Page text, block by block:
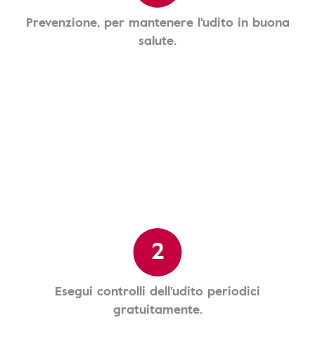
Prevenzione, per mantenere l'udito in buona
salute.
2
Esegui controlli dell'udito periodici
gratuitamente.